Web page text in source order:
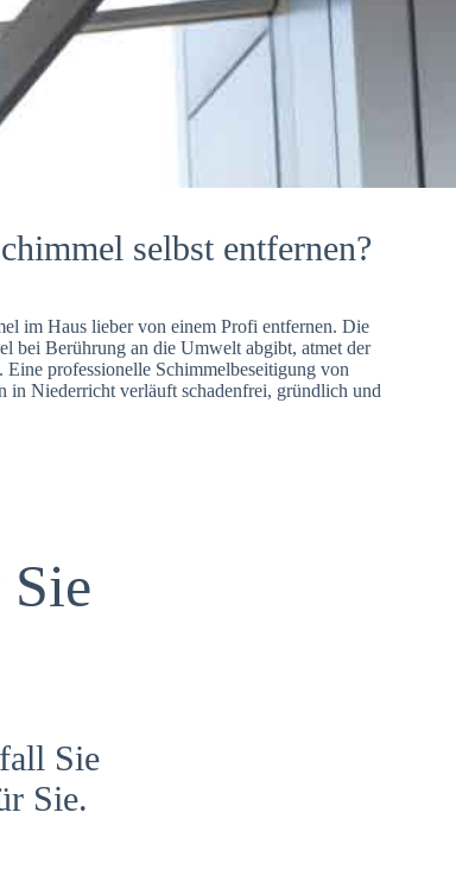
selbst entfernen?
im Haus lieber von einem Profi entfernen. Die
bei Berührung an die Umwelt abgibt, atmet der
Eine professionelle Schimmelbeseitigung von
in Niederricht verläuft schadenfrei, gründlich und
Sie
Sie.